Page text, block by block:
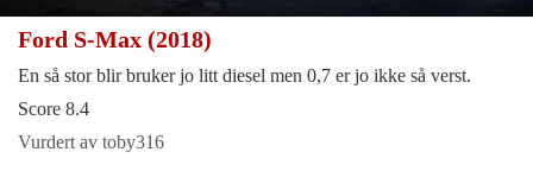
Ford S-Max (2018)
En så stor blir bruker jo litt diesel men 0,7 er jo ikke så verst.
Score 8.4
Vurdert av toby316